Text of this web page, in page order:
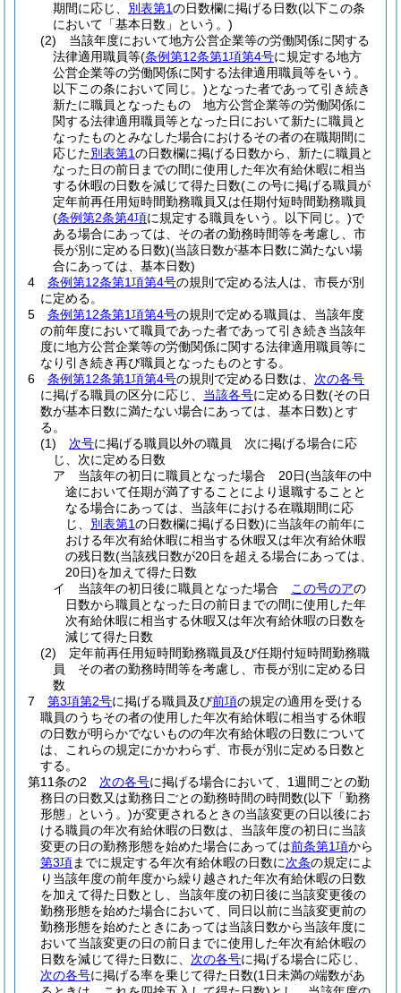
期間に応じ、 別表第1の日数欄に掲げる日数(以下この条
において「基本日数」という。)
(2)
当該年度において地方公営企業等の労働関係に関する
法律適用職員等(条例第12条第1項第4号に規定する地方
公営企業等の労働関係に関する法律適用職員等をいう。
以下この条において同じ。)となった者であって引き続き
新たに職員となったもの 地方公営企業等の労働関係に
関する法律適用職員等となった日において新たに職員と
なったものとみなした場合におけるその者の在職期間に
応じた別表第1の日数欄に掲げる日数から、新たに職員と
なった日の前日までの間に使用した年次有給休暇に相当
する休暇の日数を減じて得た日数(この号に掲げる職員が
定年前再任用短時間勤務職員又は任期付短時間勤務職員
(条例第2条第4項に規定する職員をいう。以下同じ。)で
ある場合にあっては、その者の勤務時間等を考慮し、市
長が別に定める日数)(当該日数が基本日数に満たない場
合にあっては、基本日数)
4
条例第12条第1項第4号の規則で定める法人は、市長が別
に定める。
5
条例第12条第1項第4号の規則で定める職員は、当該年度
の前年度において職員であった者であって引き続き当該年
度に地方公営企業等の労働関係に関する法律適用職員等に
なり引き続き再び職員となったものとする。
6
条例第12条第1項第4号の規則で定める日数は、 次の各号
に掲げる職員の区分に応じ、 当該各号に定める日数(その日
数が基本日数に満たない場合にあっては、基本日数)とす
る。
(1)
次号に掲げる職員以外の職員 次に掲げる場合に応
じ、次に定める日数
ア
当該年の初日に職員となった場合 20日(当該年の中
途において任期が満了することにより退職することと
なる場合にあっては、当該年における在職期間に応
じ、 別表第1の日数欄に掲げる日数)に当該年の前年に
おける年次有給休暇に相当する休暇又は年次有給休暇
の残日数(当該残日数が20日を超える場合にあっては、
20日)を加えて得た日数
イ
当該年の初日後に職員となった場合 この号のアの
日数から職員となった日の前日までの間に使用した年
次有給休暇に相当する休暇又は年次有給休暇の日数を
減じて得た日数
(2)
定年前再任用短時間勤務職員及び任期付短時間勤務職
員 その者の勤務時間等を考慮し、市長が別に定める日
数
7
第3項第2号に掲げる職員及び前項の規定の適用を受ける
職員のうちその者の使用した年次有給休暇に相当する休暇
の日数が明らかでないものの年次有給休暇の日数について
は、これらの規定にかかわらず、市長が別に定める日数と
する。
第11条の2
次の各号に掲げる場合において、1週間ごとの勤
務日の日数又は勤務日ごとの勤務時間の時間数(以下「勤務
形態」という。)が変更されるときの当該変更の日以後にお
ける職員の年次有給休暇の日数は、当該年度の初日に当該
変更の日の勤務形態を始めた場合にあっては前条第1項から
第3項までに規定する年次有給休暇の日数に次条の規定によ
り当該年度の前年度から繰り越された年次有給休暇の日数
を加えて得た日数とし、当該年度の初日後に当該変更後の
勤務形態を始めた場合において、同日以前に当該変更前の
勤務形態を始めたときにあっては当該日数から当該年度に
おいて当該変更の日の前日までに使用した年次有給休暇の
日数を減じて得た日数に、 次の各号に掲げる場合に応じ、
次の各号に掲げる率を乗じて得た日数(1日未満の端数があ